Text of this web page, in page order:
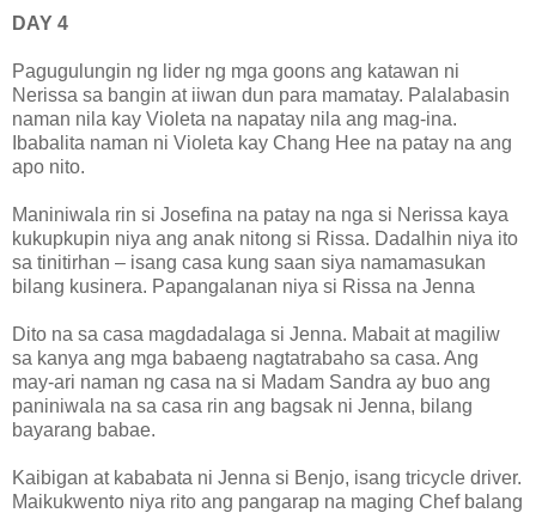
DAY 4
Pagugulungin ng lider ng mga goons ang katawan ni
Nerissa sa bangin at iiwan dun para mamatay. Palalabasin
naman nila kay Violeta na napatay nila ang mag-ina.
Ibabalita naman ni Violeta kay Chang Hee na patay na ang
apo nito.
Maniniwala rin si Josefina na patay na nga si Nerissa kaya
kukupkupin niya ang anak nitong si Rissa. Dadalhin niya ito
sa tinitirhan – isang casa kung saan siya namamasukan
bilang kusinera. Papangalanan niya si Rissa na Jenna
Dito na sa casa magdadalaga si Jenna. Mabait at magiliw
sa kanya ang mga babaeng nagtatrabaho sa casa. Ang
may-ari naman ng casa na si Madam Sandra ay buo ang
paniniwala na sa casa rin ang bagsak ni Jenna, bilang
bayarang babae.
Kaibigan at kababata ni Jenna si Benjo, isang tricycle driver.
Maikukwento niya rito ang pangarap na maging Chef balang